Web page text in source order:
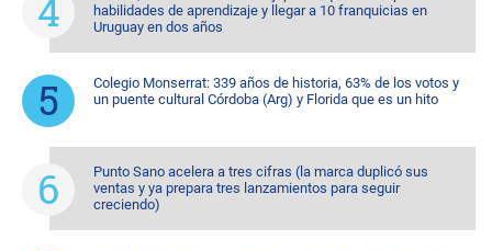
habilidades de aprendizaje y llegar a 10 franquicias en
Uruguay en dos años
Colegio Monserrat: 339 años de historia, 63% de los votos y
un puente cultural Córdoba (Arg) y Florida que es un hito
Punto Sano acelera a tres cifras (la marca duplicó sus
ventas y ya prepara tres lanzamientos para seguir
creciendo)